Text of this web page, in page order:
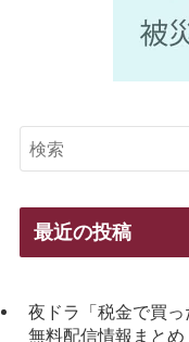
最近の投稿
夜ドラ「税金で買っ
無料配信情報まとめ